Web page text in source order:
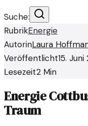
Suche:
RubrikEnergie
AutorinLaura
Veröffentlicht15. Juni
Lesezeit2 Min
Energie
Traum